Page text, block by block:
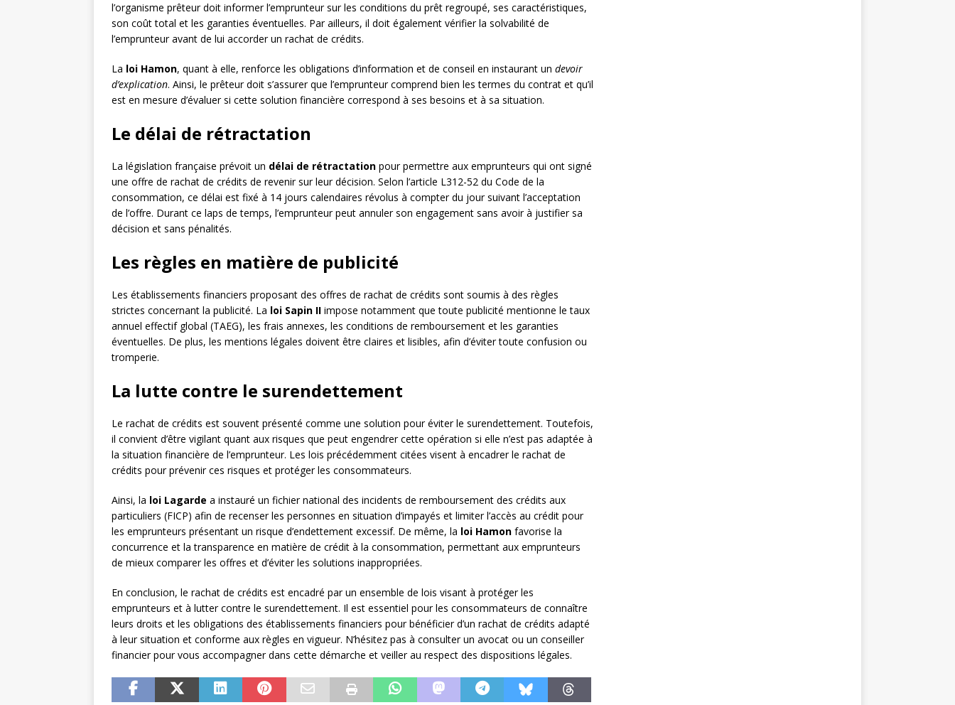
l’organisme prêteur doit informer l’emprunteur sur les conditions du prêt regroupé, ses caractéristiques,
son coût total et les garanties éventuelles. Par ailleurs, il doit également vérifier la solvabilité de
l’emprunteur avant de lui accorder un rachat de crédits.
La loi Hamon, quant à elle, renforce les obligations d’information et de conseil en instaurant un devoir
d’explication. Ainsi, le prêteur doit s’assurer que l’emprunteur comprend bien les termes du contrat et qu’il
est en mesure d’évaluer si cette solution financière correspond à ses besoins et à sa situation.
Le délai de rétractation
La législation française prévoit un délai de rétractation pour permettre aux emprunteurs qui ont signé
une offre de rachat de crédits de revenir sur leur décision. Selon l’article L312-52 du Code de la
consommation, ce délai est fixé à 14 jours calendaires révolus à compter du jour suivant l’acceptation
de l’offre. Durant ce laps de temps, l’emprunteur peut annuler son engagement sans avoir à justifier sa
décision et sans pénalités.
Les règles en matière de publicité
Les établissements financiers proposant des offres de rachat de crédits sont soumis à des règles
strictes concernant la publicité. La loi Sapin II impose notamment que toute publicité mentionne le taux
annuel effectif global (TAEG), les frais annexes, les conditions de remboursement et les garanties
éventuelles. De plus, les mentions légales doivent être claires et lisibles, afin d’éviter toute confusion ou
tromperie.
La lutte contre le surendettement
Le rachat de crédits est souvent présenté comme une solution pour éviter le surendettement. Toutefois,
il convient d’être vigilant quant aux risques que peut engendrer cette opération si elle n’est pas adaptée à
la situation financière de l’emprunteur. Les lois précédemment citées visent à encadrer le rachat de
crédits pour prévenir ces risques et protéger les consommateurs.
Ainsi, la loi Lagarde a instauré un fichier national des incidents de remboursement des crédits aux
particuliers (FICP) afin de recenser les personnes en situation d’impayés et limiter l’accès au crédit pour
les emprunteurs présentant un risque d’endettement excessif. De même, la loi Hamon favorise la
concurrence et la transparence en matière de crédit à la consommation, permettant aux emprunteurs
de mieux comparer les offres et d’éviter les solutions inappropriées.
En conclusion, le rachat de crédits est encadré par un ensemble de lois visant à protéger les
emprunteurs et à lutter contre le surendettement. Il est essentiel pour les consommateurs de connaître
leurs droits et les obligations des établissements financiers pour bénéficier d’un rachat de crédits adapté
à leur situation et conforme aux règles en vigueur. N’hésitez pas à consulter un avocat ou un conseiller
financier pour vous accompagner dans cette démarche et veiller au respect des dispositions légales.